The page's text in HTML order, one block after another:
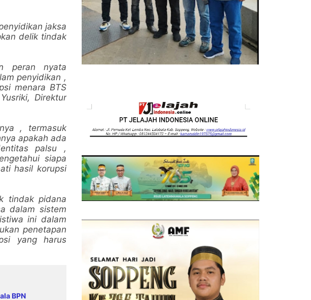
jaksa
delik tindak
peran nyata
penyidikan ,
menara BTS
Direktur
, termasuk
apakah ada
palsu ,
siapa
hasil korupsi
tindak pidana
dalam sistem
ini dalam
penetapan
yang harus
BPN